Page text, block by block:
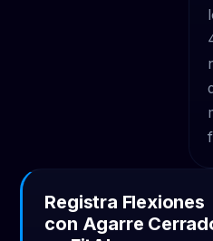
Registra Flexiones
con Agarre